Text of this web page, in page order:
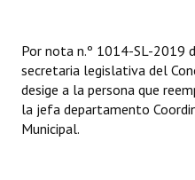
Actas de Sesión
Informes de Unidad
Ejecución Presupuestaria
Por nota n.º 1014-SL-2019
secretaria legislativa del
desige a la persona que
la jefa departamento
Municipal.